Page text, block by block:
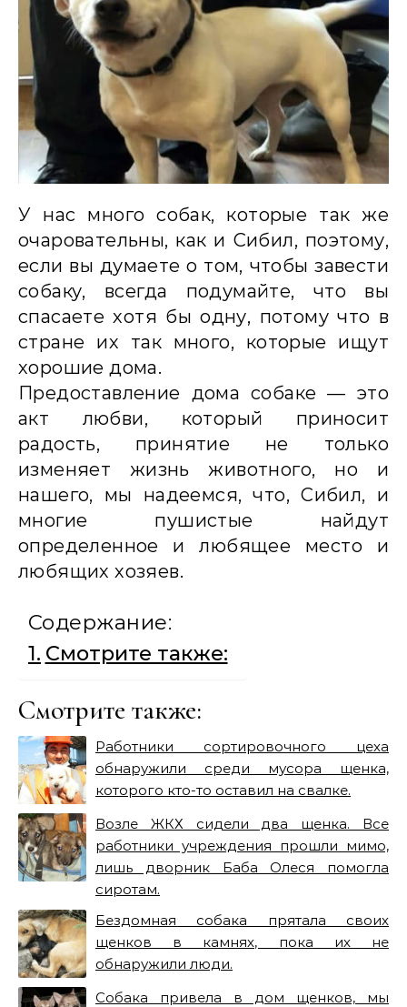
У нас много собак, которые так же
очаровательны, как и Сибил, поэтому,
если вы думаете о том, чтобы завести
собаку, всегда подумайте, что вы
спасаете хотя бы одну, потому что в
стране их так много, которые ищут
хорошие дома.
Предоставление дома собаке — это
акт любви, который приносит
радость, принятие не только
изменяет жизнь животного, но и
нашего, мы надеемся, что, Сибил, и
многие пушистые найдут
определенное и любящее место и
любящих хозяев.
Содержание:
Смотрите также:
Смотрите также:
Работники сортировочного цеха
обнаружили среди мусора щенка,
которого кто-то оставил на свалке.
Возле ЖКХ сидели два щенка. Все
работники учреждения прошли мимо,
лишь дворник Баба Олеся помогла
сиротам.
Бездомная собака прятала своих
щенков в камнях, пока их не
обнаружили люди.
Собака привела в дом щенков, мы